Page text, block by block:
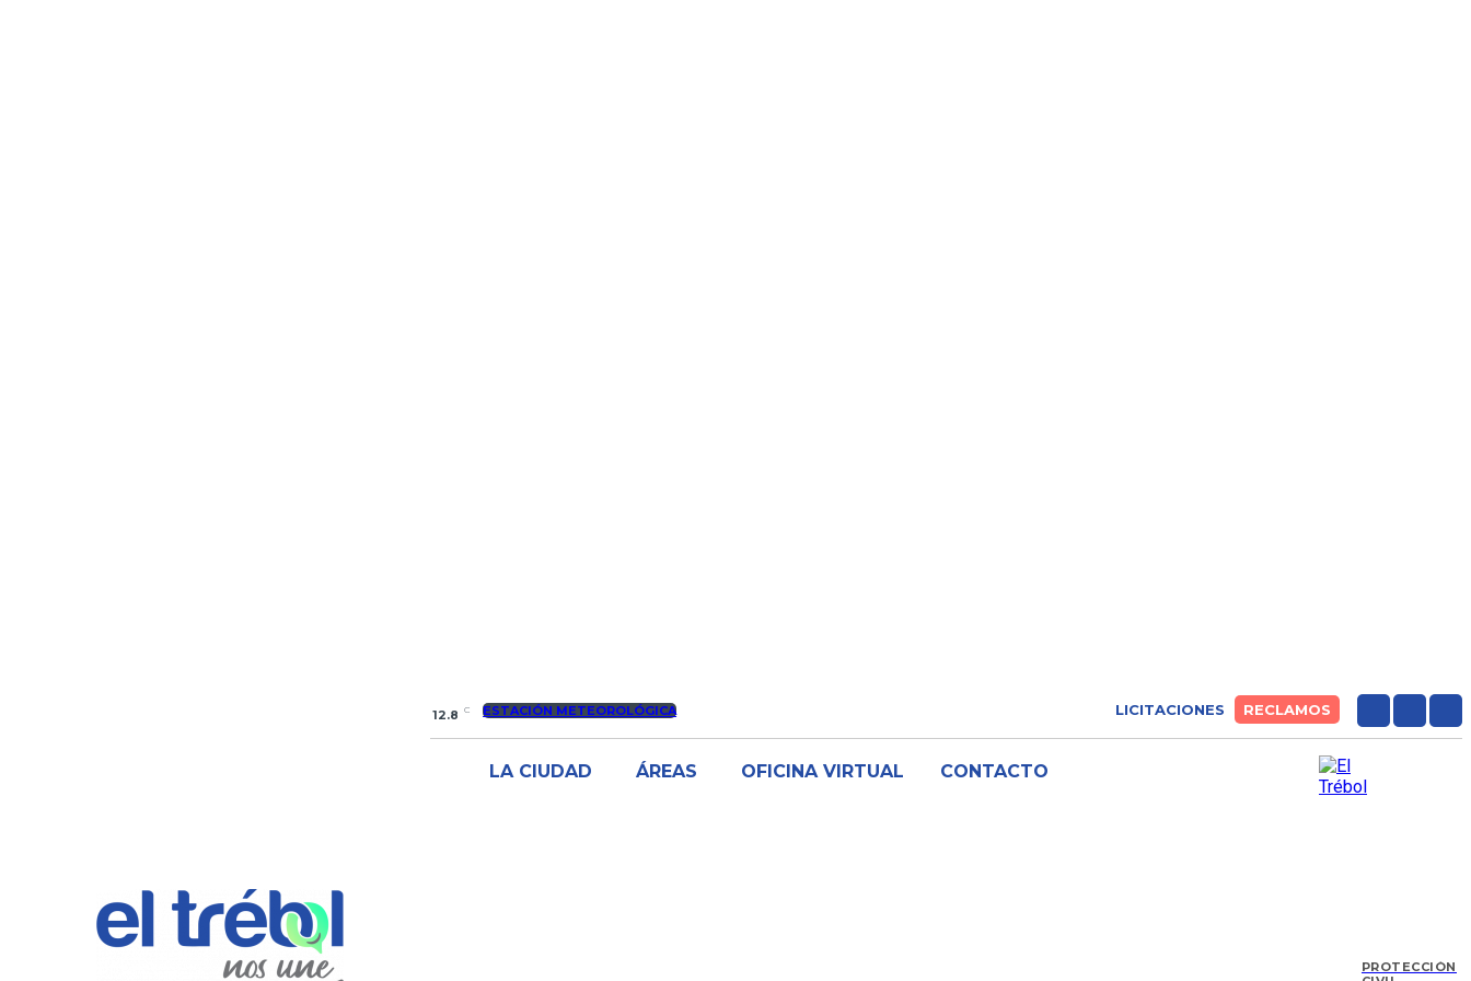
12.8 C ESTACIÓN METEOROLÓGICA LICITACIONES RECLAMOS
LA CIUDAD ÁREAS OFICINA VIRTUAL CONTACTO
PROTECCIÓN